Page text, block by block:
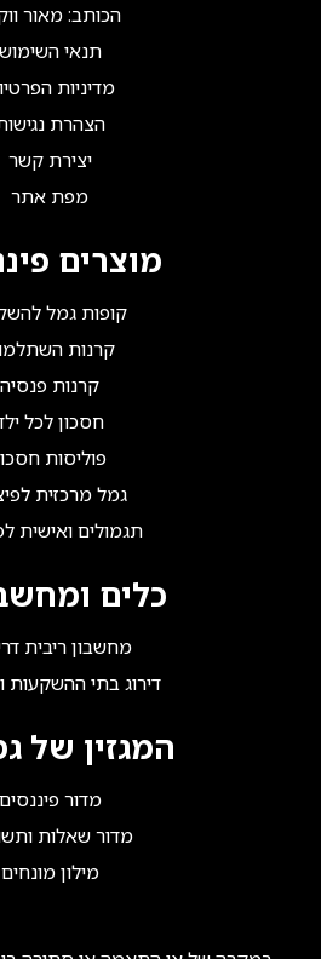
הכותב: מאור
תנאי השימוש
מדיניות
הצהרת
יצירת קשר
מפת אתר
מוצרים
קופות גמל
קרנות
קרנות פנסיה
חסכון לכל
פוליסות
גמל מרכזית
תגמולים ואישית
כלים
מחשבון ריבית
דירוג בתי ההשקעות
המגזין של
מדור פיננסים
מדור שאלות
מילון מונחים